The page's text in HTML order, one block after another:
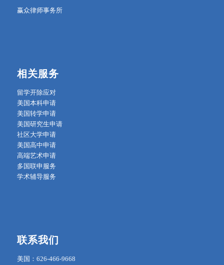
赢众律师事务所
相关服务
留学开除应对
美国本科申请
美国转学申请
美国研究生申请
社区大学申请
美国高中申请
高端艺术申请
多国联申服务
学术辅导服务
联系我们
美国：626-466-9668